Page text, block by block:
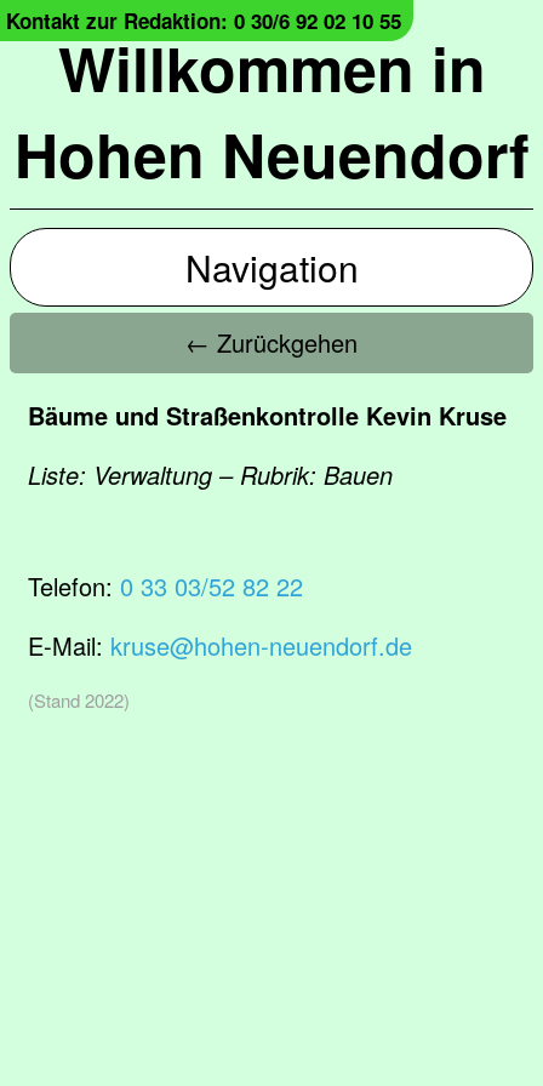
Willkommen in
Hohen Neuendorf
Kontakt zur Redaktion: 0 30/6 92 02 10 55
Navigation
← Zurückgehen
Bäume und Straßenkontrolle Kevin Kruse
Liste: Verwaltung – Rubrik: Bauen
Telefon: 0 33 03/52 82 22
E-Mail: kruse@hohen-neuendorf.de
(Stand 2022)